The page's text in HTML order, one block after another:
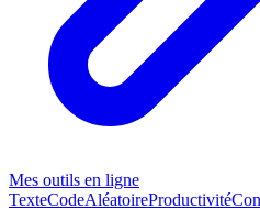
Mes outils en ligne
TexteCodeAléatoireProductivité